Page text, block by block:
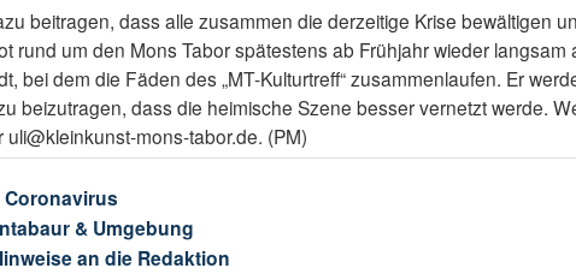
beitragen, dass alle zusammen die derzeitige Krise bewältigen
rund um den Mons Tabor spätestens ab Frühjahr wieder langsam
bei dem die Fäden des „MT-Kulturtreff“ zusammenlaufen. Er
beizutragen, dass die heimische Szene besser vernetzt werde.
uli@kleinkunst-mons-tabor.de. (PM)
Coronavirus
& Umgebung
an die Redaktion